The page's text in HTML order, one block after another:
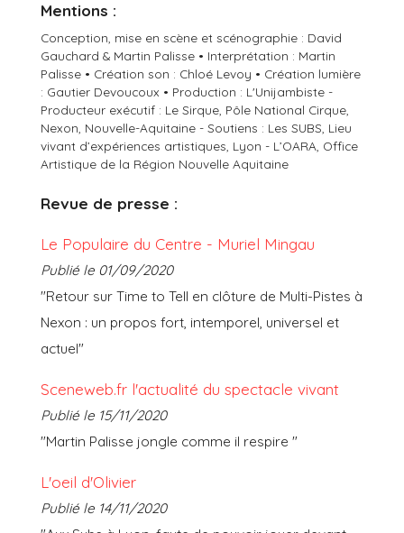
Mentions :
Conception, mise en scène et scénographie : David
Gauchard & Martin Palisse • Interprétation : Martin
Palisse • Création son : Chloé Levoy • Création lumière
: Gautier Devoucoux • Production : L'Unijambiste -
Producteur exécutif : Le Sirque, Pôle National Cirque,
Nexon, Nouvelle-Aquitaine - Soutiens : Les SUBS, Lieu
vivant d’expériences artistiques, Lyon - L’OARA, Office
Artistique de la Région Nouvelle Aquitaine
Revue de presse :
Le Populaire du Centre - Muriel Mingau
Publié le 01/09/2020
"Retour sur Time to Tell en clôture de Multi-Pistes à
Nexon : un propos fort, intemporel, universel et
actuel"
Sceneweb.fr l'actualité du spectacle vivant
Publié le 15/11/2020
"Martin Palisse jongle comme il respire "
L'oeil d'Olivier
Publié le 14/11/2020